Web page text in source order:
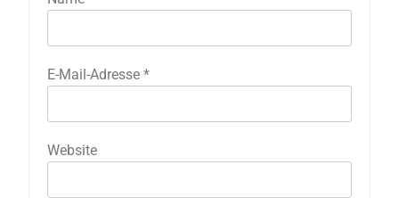
E-Mail-Adresse *
Website